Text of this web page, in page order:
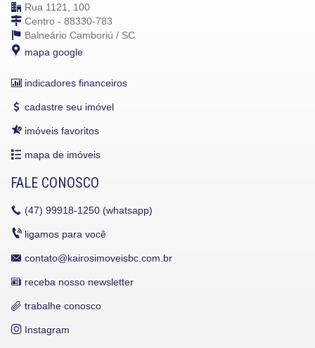
Rua 1121, 100
Centro - 88330-783
Balneário Camboriú / SC
mapa google
indicadores financeiros
cadastre seu imóvel
imóveis favoritos
mapa de imóveis
FALE CONOSCO
(47) 99918-1250 (whatsapp)
ligamos para você
contato@kairosimoveisbc.com.br
receba nosso newsletter
trabalhe conosco
Instagram